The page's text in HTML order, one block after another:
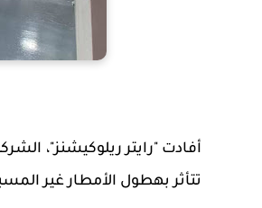
أفادت "رايتر ريلوكيشنز"،
تتأثر بهطول الأمطار غير